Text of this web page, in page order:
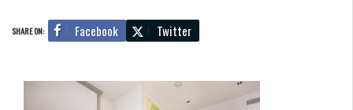
SHARE ON: Facebook Twitter